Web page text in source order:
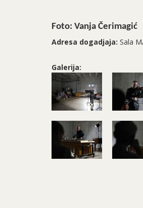
Foto: Vanja Čerimagić
Adresa dogadjaja: Sala
Galerija: